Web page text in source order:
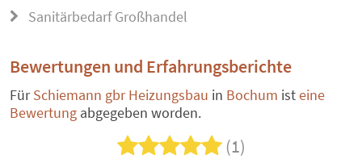
Sanitärbedarf Großhandel
Bewertungen und Erfahrungsberichte
FürSchiemann gbr Heizungsbau in Bochum isteine
Bewertung abgegeben worden.
(1)